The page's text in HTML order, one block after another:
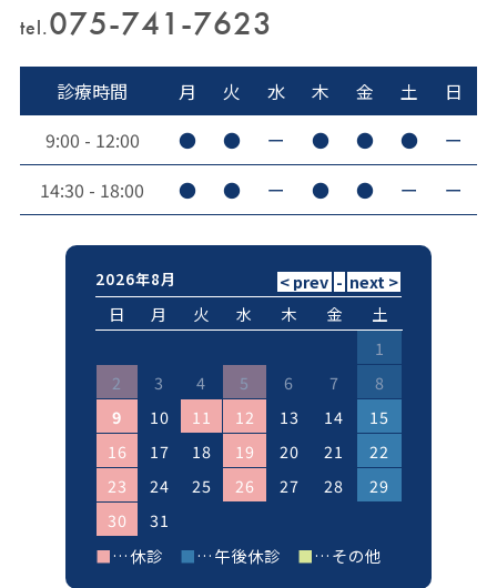
tel.075-741-7623
診療時間 月 火 水 木 金 土
日
9:00 - 12:00
● ● ー ● ● ●
ー
14:30 - 18:00
● ● ー ● ● ー ー
2026年8月
日 月 火 水 木 金
土
1
2
3 4 5 6 7
8
9
10 11 12 13 14
15
16
17 18 19 20 21
22
23
24 25 26 27 28
29
30
31
■…休診 ■…午後休診 ■…その他